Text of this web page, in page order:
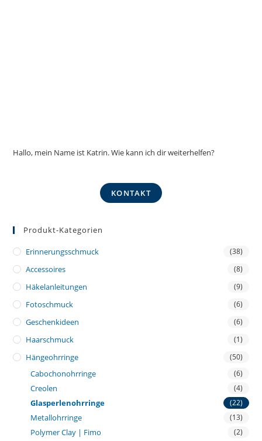
Hallo, mein Name ist Katrin. Wie kann ich dir weiterhelfen?
KONTAKT
Produkt-Kategorien
Erinnerungsschmuck (38)
Accessoires (8)
Häkelanleitungen (9)
Fotoschmuck (6)
Geschenkideen (6)
Haarschmuck (1)
Hängeohrringe (50)
Cabochonohrringe (6)
Creolen (4)
Glasperlenohrringe (22)
Metallohrringe (13)
Polymer Clay | Fimo (2)